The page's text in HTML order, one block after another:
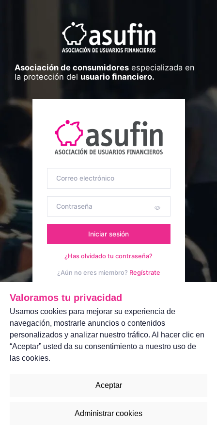
Asociación de consumidores especializada en
la protección del usuario financiero.
Iniciar sesión
¿Has olvidado tu contraseña?
¿Aún no eres miembro? Regístrate
Valoramos tu privacidad
Usamos cookies para mejorar su experiencia de
navegación, mostrarle anuncios o contenidos
personalizados y analizar nuestro tráfico. Al hacer clic en
“Aceptar” usted da su consentimiento a nuestro uso de
las cookies.
Aceptar
Administrar cookies